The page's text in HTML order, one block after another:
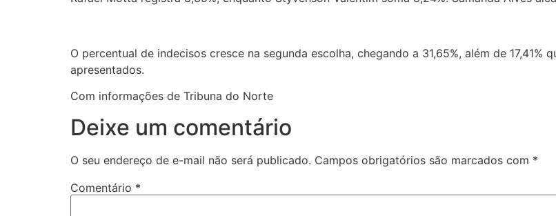
O percentual de indecisos cresce na segunda escolha, chegando a 31,65%, além de
apresentados.
Com informações de Tribuna do Norte
Deixe um comentário
O seu endereço de e-mail não será publicado. Campos obrigatórios são marcados com *
Comentário *